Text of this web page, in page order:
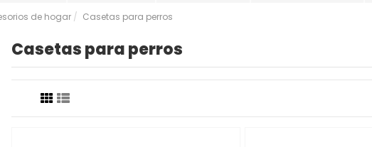
de hogar Casetas para perros
Casetas para perros